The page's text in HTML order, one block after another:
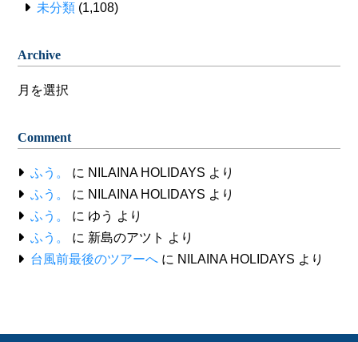
未分類 (1,108)
Archive
Archive
Comment
ふう。 に NILAINA HOLIDAYS より
ふう。
に NILAINA HOLIDAYS より
ふう。
に ゆう より
ふう。
に 新島のアツト より
台風前最後のツアーへ に NILAINA HOLIDAYS より